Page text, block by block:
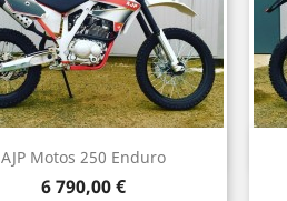
AJP Motos 250 Enduro
Prix
6 790,00 €
Aperçu rapide